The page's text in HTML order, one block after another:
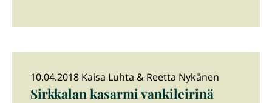
10.04.2018 Kaisa Luhta & Reetta Nykänen
Sirkkalan kasarmi vankileirinä